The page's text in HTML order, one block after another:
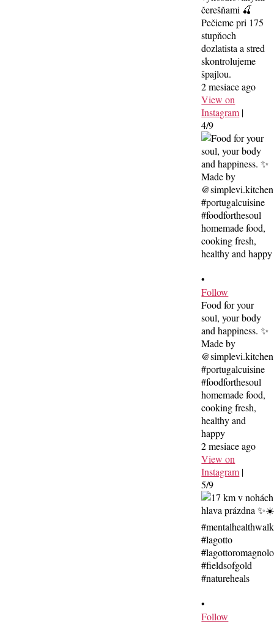
čerešňami 🍒
Pečieme pri 175
stupňoch
dozlatista a stred
skontrolujeme
špajlou.
2 mesiace ago
View on
Instagram |
4/9
•
Follow
Food for your
soul, your body
and happiness. ✨
Made by
@simplevi.kitchen
#portugalcuisine
#foodforthesoul
homemade food,
cooking fresh,
healthy and
happy
2 mesiace ago
View on
Instagram |
5/9
•
Follow